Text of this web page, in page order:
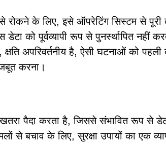
रोकने के लिए, इसे ऑपरेटिंग सिस्टम से पूरी
को पूर्वव्यापी रूप से पुनर्स्थापित नहीं
अपरिवर्तनीय है, ऐसी घटनाओं को पहली
करना।
पैदा करता है, जिससे संभावित रूप से
से बचाव के लिए, सुरक्षा उपायों का एक